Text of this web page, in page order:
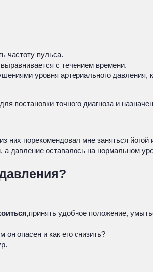
частоту пульса.
с течением времени.
уровня артериального давления,
постановки точного диагноза и
них порекомендовал мне заняться
давление оставалось на нормальном
принять удобное положение,
опасен и как его снизить?